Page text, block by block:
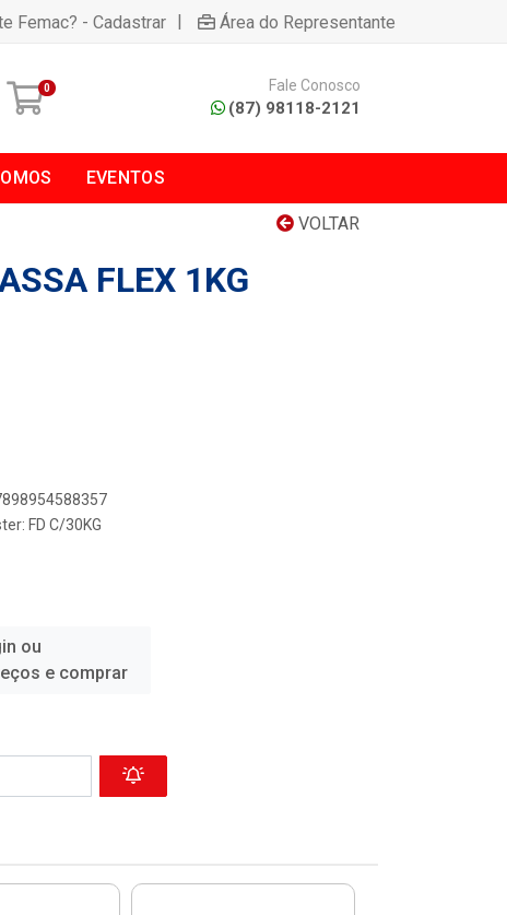
Femac? - Cadastrar | Área do Representante
0 Fale Conosco
(87) 98118-2121
EVENTOS
VOLTAR
FLEX 1KG
FD C/30KG
ou
e comprar